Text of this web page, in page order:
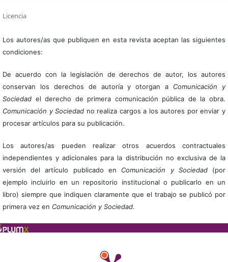
Licencia
Los autores/as que publiquen en esta revista aceptan las siguientes
condiciones:
De acuerdo con la legislación de derechos de autor, los autores
conservan los derechos de autoría y otorgan a Comunicación y
Sociedadel derecho de primera comunicación pública de la obra.
Comunicación y Sociedad no realiza cargos a los autores por enviar y
procesar artículos para su publicación.
Los autores/as pueden realizar otros acuerdos contractuales
independientes y adicionales para la distribución no exclusiva de la
versión del artículo publicado en Comunicación y Sociedad(por
ejemplo incluirlo en un repositorio institucional o publicarlo en un
libro) siempre que indiquen claramente que el trabajo se publicó por
primera vez en Comunicación y Sociedad.